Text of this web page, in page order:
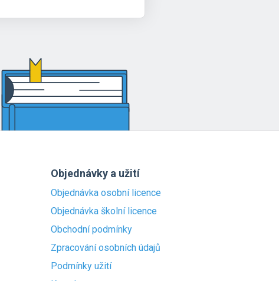
Objednávky a užití
Objednávka osobní licence
Objednávka školní licence
Obchodní podmínky
Zpracování osobních údajů
Podmínky užití